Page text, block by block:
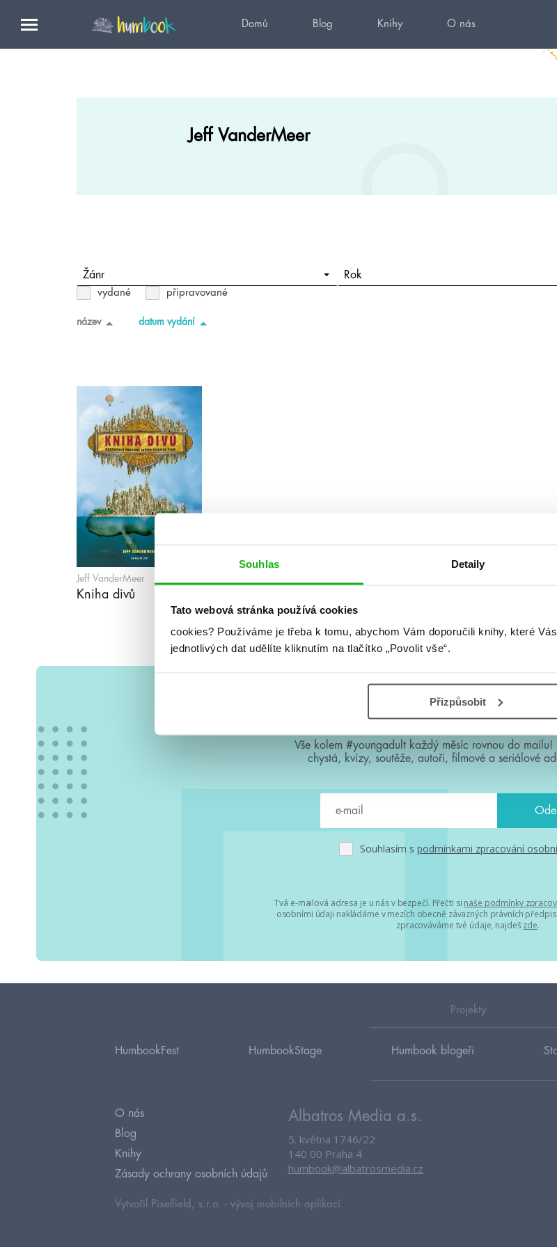
Souhlas Detaily
Tato webová stránka používá cookies
cookies? Používáme je třeba k tomu, abychom Vám doporučili knihy, které
jednotlivých dat udělíte kliknutím na tlačítko „Povolit vše“.
Přizpůsobit
Domů Blog Knihy O nás
Jeff VanderMeer
Žánr Rok
vydané připravované
název datum vydání
Jeff VanderMeer
Kniha divů
#HumbookNews
Vše kolem #youngadult každý měsíc rovnou do mailu!
chystá, kvízy, soutěže, autoři, filmové a seriálové
Souhlasím s podmínkami zpracování
Tvá e-mailová adresa je u nás v bezpečí. Přečti si naše podmínky
osobními údaji nakládáme v mezích obecně závazných právních
zpracováváme tvé údaje, najdeš zde.
Projekty
HumbookFest HumbookStage Humbook blogeři
O nás
Blog
Knihy
Zásady ochrany osobních údajů
Albatros Media a.s.
5. května 1746/22
140 00 Praha 4
humbook@albatrosmedia.cz
Vytvořil Pixelfield, s.r.o. - vývoj mobilních aplikací